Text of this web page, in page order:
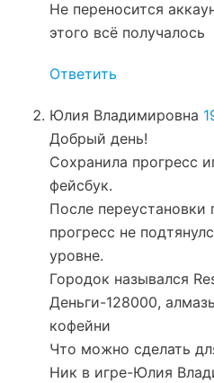
Не переносится
этого всё получалось
Ответить
Юлия Владимировна
Добрый день!
Сохранила прогресс
фейсбук.
После
прогресс не
уровне.
Городок назывался
Деньги-128000,
кофейни
Что можно сделать
Ник в игре-Юлия